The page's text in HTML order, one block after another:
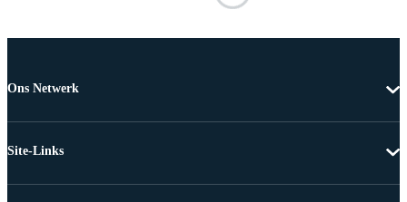
Ons Netwerk
Site-Links